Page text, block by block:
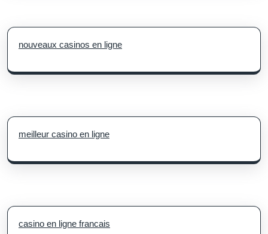
nouveaux casinos en ligne
meilleur casino en ligne
casino en ligne francais